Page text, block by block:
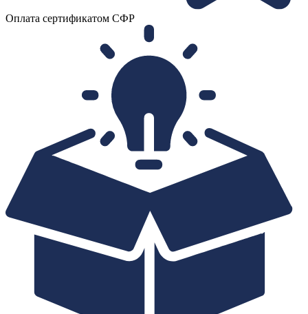
Оплата сертификатом СФР